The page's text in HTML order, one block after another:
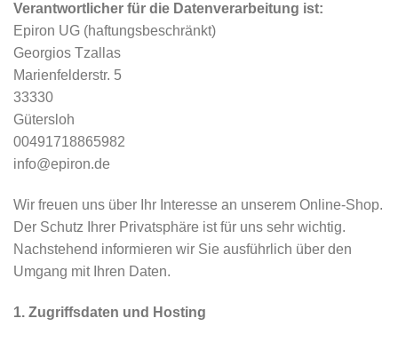
Verantwortlicher für die Datenverarbeitung ist:
Epiron UG (haftungsbeschränkt)
Georgios Tzallas
Marienfelderstr. 5
33330
Gütersloh
00491718865982
info@epiron.de
Wir freuen uns über Ihr Interesse an unserem Online-Shop.
Der Schutz Ihrer Privatsphäre ist für uns sehr wichtig.
Nachstehend informieren wir Sie ausführlich über den
Umgang mit Ihren Daten.
1. Zugriffsdaten und Hosting